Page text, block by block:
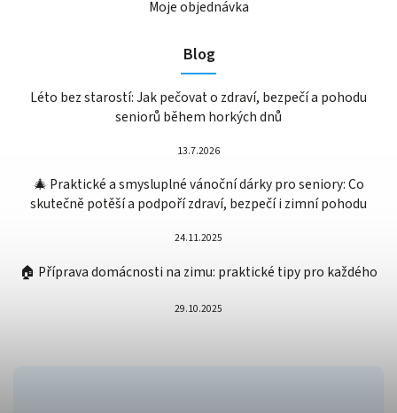
Moje objednávka
Blog
Léto bez starostí: Jak pečovat o zdraví, bezpečí a pohodu
seniorů během horkých dnů
13.7.2026
🎄 Praktické a smysluplné vánoční dárky pro seniory: Co
skutečně potěší a podpoří zdraví, bezpečí i zimní pohodu
24.11.2025
🏠 Příprava domácnosti na zimu: praktické tipy pro každého
29.10.2025